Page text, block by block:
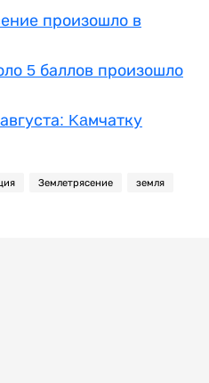
произошло в
5 баллов произошло
Kaмчатку
Землетрясение земля